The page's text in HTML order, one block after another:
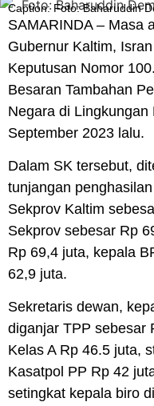
Caption: Foto: Baharuddin
SAMARINDA – Masa
Gubernur Kaltim,
Keputusan Nomor
Besaran Tambahan
Negara di
September 2023 lalu.
Dalam SK tersebut,
tunjangan
Sekprov Kaltim
Sekprov sebesar Rp
Rp 69,4 juta, kepala
62,9 juta.
Sekretaris dewan,
diganjar TPP sebesar
Kelas A Rp 46.5 juta,
Kasatpol PP Rp 42
setingkat kepala biro